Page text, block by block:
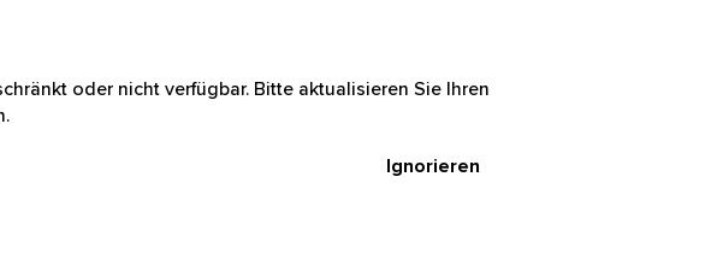
oder nicht verfügbar. Bitte aktualisieren Sie Ihren
Ignorieren